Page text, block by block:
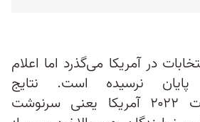
در آمریکا می‌گذرد اما اعلام
نرسیده است. نتایج
تعیین‌کننده‌ انتخابات ۲۰۲۲ آمریکا یعنی سرنوشت